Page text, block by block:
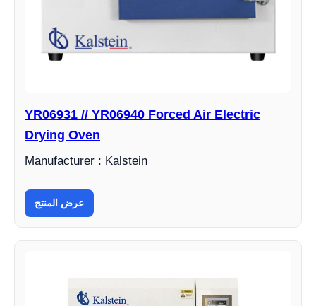
YR06931 // YR06940 Forced Air Electric
Drying Oven
Manufacturer : Kalstein
عرض المنتج